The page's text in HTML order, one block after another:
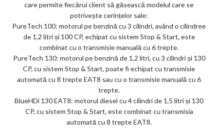
care permite fiecărui client să găsească modelul care se
potrivește cerințelor sale:
PureTech 100: motorul pe benzină cu 3 cilindri, având o cilindree
de 1,2 litri și 100 CP, echipat cu sistem Stop & Start, este
combinat cu o transmisie manuală cu 6 trepte.
PureTech 130: motorul pe benzină de 1,2 litri, cu 3 cilindri și 130
CP, cu sistem Stop & Start, poate fi echipat cu transmisie
automată cu 8 trepte EAT8 sau cu o transmisie manuală cu 6
trepte.
BlueHDi 130 EAT8: motorul diesel cu 4 cilindri de 1,5 litri și 130
CP, cu sistem Stop & Start, este combinat cu transmisia
automată cu 8 trepte EAT8.